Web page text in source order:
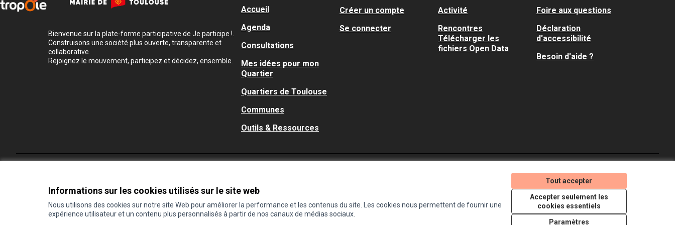
Informations sur les cookies utilisés sur le site web
Nous utilisons des cookies sur notre site Web pour améliorer la performance et les contenus du site. Les cookies nous permettent de fournir une
expérience utilisateur et un contenu plus personnalisés à partir de nos canaux de médias sociaux.
Tout accepter
Accepter seulement les
cookies essentiels
Paramètres
Bienvenue sur la plate-forme participative de Je participe !.
Construisons une société plus ouverte, transparente et
collaborative.
Rejoignez le mouvement, participez et décidez, ensemble.
Accueil
Agenda
Consultations
Mes idées pour mon
Quartier
Quartiers de Toulouse
Communes
Outils & Ressources
Créer un compte
Se connecter
Activité
Rencontres
Télécharger les
fichiers Open Data
Foire aux questions
Déclaration
d'accessibilité
Besoin d'aide ?
(Lien externe)
(Lien externe)
(Lien externe)
Licence Creative
(Lien externe)